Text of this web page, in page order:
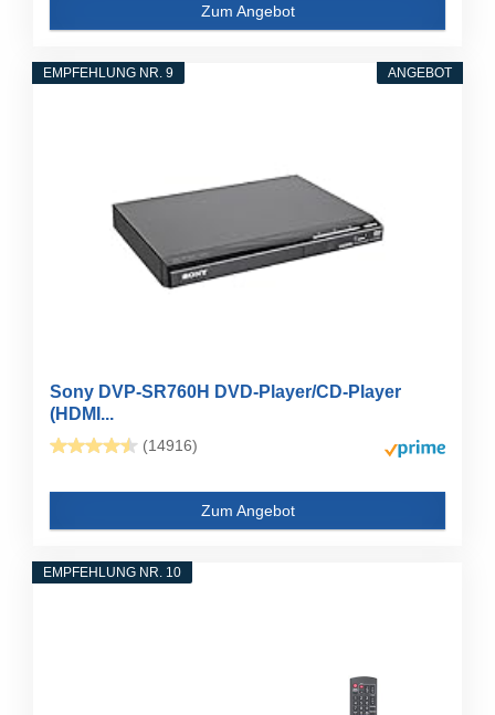
Zum Angebot
ANGEBOT
EMPFEHLUNG NR. 9
Sony DVP-SR760H DVD-Player/CD-Player
(HDMI...
(14916)
Zum Angebot
EMPFEHLUNG NR. 10